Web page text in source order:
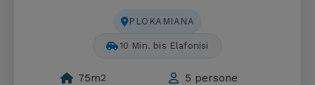
PLOKAMIANA
75 Min. bis Balos
75m2
5 persone